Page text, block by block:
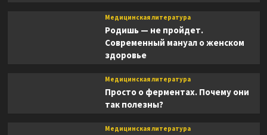
Медицинская литература
Родишь — не пройдет.
Современный мануал о женском
здоровье
Медицинская литература
Просто о ферментах. Почему они
так полезны?
Медицинская литература